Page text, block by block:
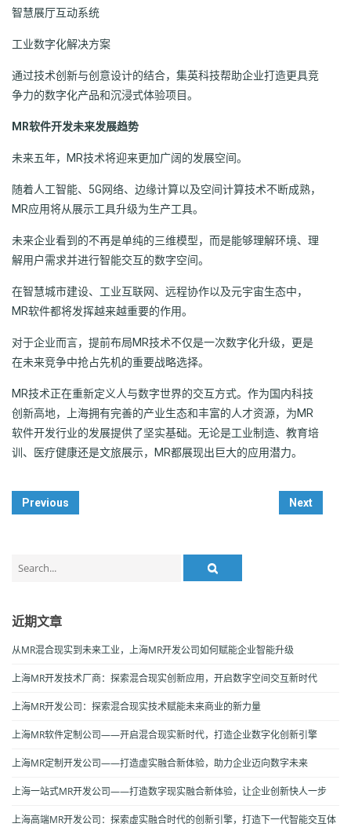
智慧展厅互动系统
工业数字化解决方案
通过技术创新与创意设计的结合，集英科技帮助企业打造更具竞
争力的数字化产品和沉浸式体验项目。
MR软件开发未来发展趋势
未来五年，MR技术将迎来更加广阔的发展空间。
随着人工智能、5G网络、边缘计算以及空间计算技术不断成熟，
MR应用将从展示工具升级为生产工具。
未来企业看到的不再是单纯的三维模型，而是能够理解环境、理
解用户需求并进行智能交互的数字空间。
在智慧城市建设、工业互联网、远程协作以及元宇宙生态中，
MR软件都将发挥越来越重要的作用。
对于企业而言，提前布局MR技术不仅是一次数字化升级，更是
在未来竞争中抢占先机的重要战略选择。
MR技术正在重新定义人与数字世界的交互方式。作为国内科技
创新高地，上海拥有完善的产业生态和丰富的人才资源，为MR
软件开发行业的发展提供了坚实基础。无论是工业制造、教育培
训、医疗健康还是文旅展示，MR都展现出巨大的应用潜力。
Post
Navigation
Previous Next
Search
for:
近期文章
从MR混合现实到未来工业，上海MR开发公司如何赋能企业智能升级
上海MR开发技术厂商：探索混合现实创新应用，开启数字空间交互新时代
上海MR开发公司：探索混合现实技术赋能未来商业的新力量
上海MR软件定制公司——开启混合现实新时代，打造企业数字化创新引擎
上海MR定制开发公司——打造虚实融合新体验，助力企业迈向数字未来
上海一站式MR开发公司——打造数字现实融合新体验，让企业创新快人一步
上海高端MR开发公司：探索虚实融合时代的创新引擎，打造下一代智能交互体